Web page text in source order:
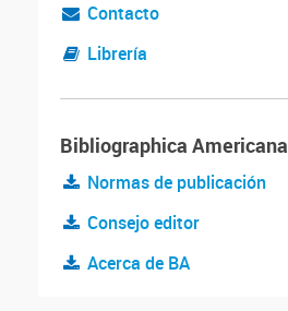
Contacto
Librería
Bibliographica Americana
Normas de publicación
Consejo editor
Acerca de BA